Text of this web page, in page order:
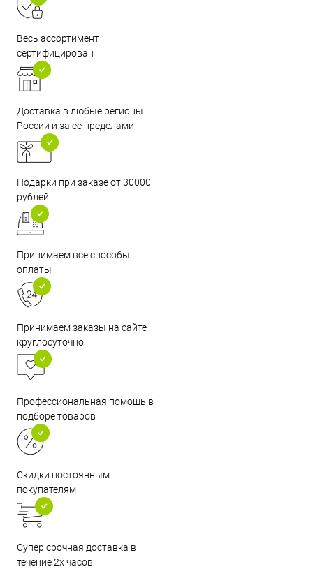
Весь ассортимент
сертифицирован
Доставка в любые регионы
России и за ее пределами
Подарки при заказе от 30000
рублей
Принимаем все способы
оплаты
Принимаем заказы на сайте
круглосуточно
Профессиональная помощь в
подборе товаров
Скидки постоянным
покупателям
Супер срочная доставка в
течение 2х часов